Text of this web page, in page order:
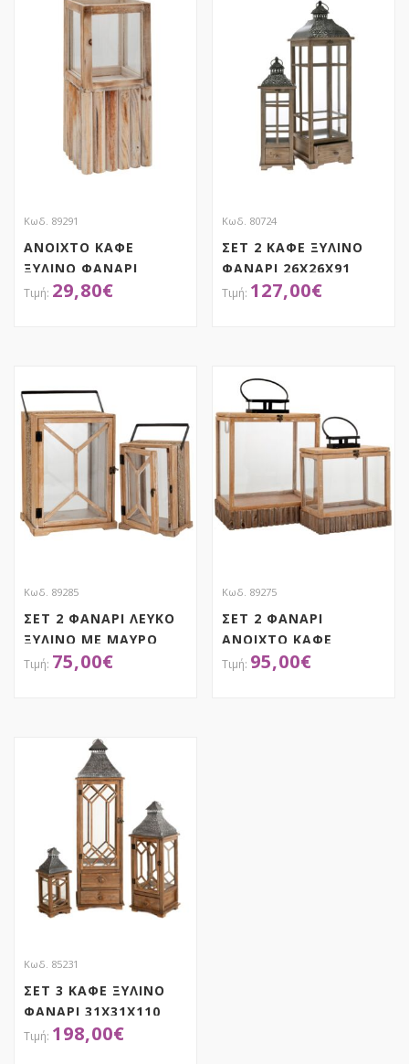
Κωδ. 89291
ΑΝΟΙΧΤΟ ΚΑΦΕ
ΞΥΛΙΝΟ ΦΑΝΑΡΙ
ΔΑΠΕΔΟΥ
29,80€
Κωδ. 80724
ΣΕΤ 2 ΚΑΦΕ ΞΥΛΙΝΟ
ΦΑΝΑΡΙ 26X26X91
19Χ19Χ60ΕΚ ΜΕ
127,00€
Κωδ. 89285
ΣΕΤ 2 ΦΑΝΑΡΙ ΛΕΥΚΟ
ΞΥΛΙΝΟ ΜΕ ΜΑΥΡΟ
ΧΕΡΟΥΛΙ 30,5Χ22Χ52,5
75,00€
Κωδ. 89275
ΣΕΤ 2 ΦΑΝΑΡΙ
ΑΝΟΙΧΤΟ ΚΑΦΕ
ΞΥΛΙΝΟ ΜΕ ΜΑΥΡΟ
95,00€
Κωδ. 85231
ΣΕΤ 3 ΚΑΦΕ ΞΥΛΙΝΟ
ΦΑΝΑΡΙ 31Χ31Χ110
24Χ24Χ70 17Χ17Χ42ΕΚ
198,00€